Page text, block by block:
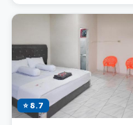
⭐ 8.7